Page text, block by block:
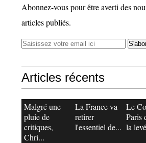
Abonnez-vous pour être averti des
articles publiés.
Articles récents
Malgré une
pluie de
critiques,
Chri...
La France va
retirer
l'essentiel de...
Le
Paris
la